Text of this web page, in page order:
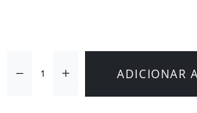
ADICIONAR